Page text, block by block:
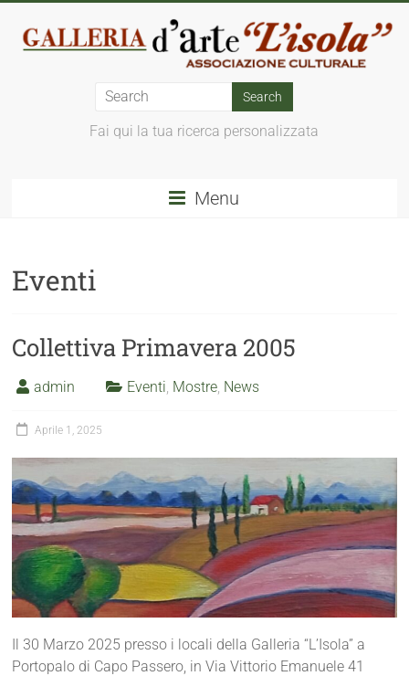
Fai qui la tua ricerca personalizzata
Menu
Eventi
Collettiva Primavera 2005
admin Eventi Mostre News
Aprile 1, 2025
Il 30 Marzo 2025 presso i locali della Galleria “L’Isola” a
Portopalo di Capo Passero, in Via Vittorio Emanuele 41